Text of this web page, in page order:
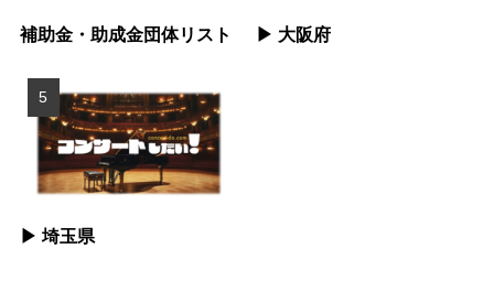
補助金・助成金団体リスト ▶︎ 大阪府
▶︎ 埼玉県